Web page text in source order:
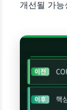
개선될 가